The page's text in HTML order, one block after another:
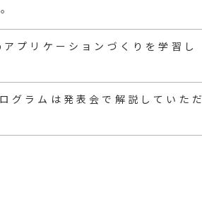
リケーションづくりを学習し
グラムは発表会で解説していただ